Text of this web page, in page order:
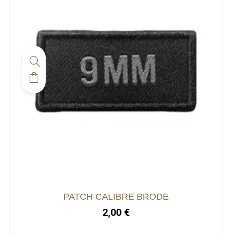
PATCH CALIBRE BRODE
2,00 €